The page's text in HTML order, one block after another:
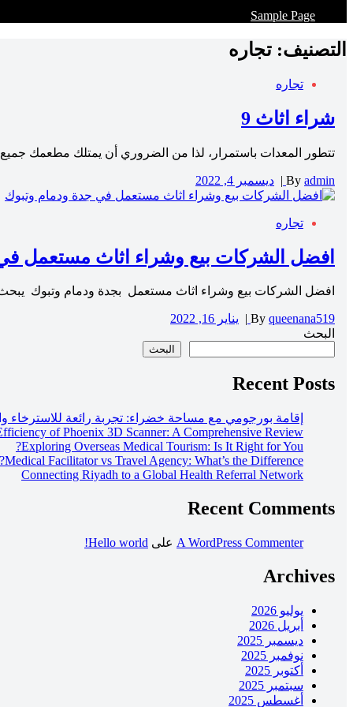
Sample Page
التصنيف: تجاره
تجاره
شراء اثاث 9
تتطور المعدات باستمرار، لذا من الضروري أن يمتلك مطعمك جميع
By admin
| ديسمبر 4, 2022
تجاره
افضل الشركات بيع وشراء اثاث مستعمل
افضل الشركات بيع وشراء اثاث مستعمل بجدة ودمام وتبوك
By queenana519
| يناير 16, 2022
البحث
البحث
Recent Posts
إقامة بورجومي مع مساحة خضراء: تجربة رائعة للاسترخاء
of Phoenix 3D Scanner: A Comprehensive Review
Exploring Overseas Medical Tourism: Is It Right for You?
Medical Facilitator vs Travel Agency: What’s the Difference?
Connecting Riyadh to a Global Health Referral Network
Recent Comments
A WordPress Commenter على Hello world!
Archives
يوليو 2026
أبريل 2026
ديسمبر 2025
نوفمبر 2025
أكتوبر 2025
سبتمبر 2025
أغسطس 2025